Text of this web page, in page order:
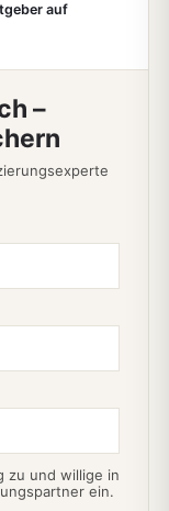
auf
–
zu und willige in
ein.